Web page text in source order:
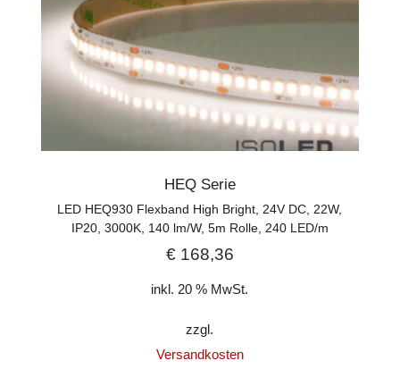
HEQ Serie
LED HEQ930 Flexband High Bright, 24V DC, 22W,
IP20, 3000K, 140 lm/W, 5m Rolle, 240 LED/m
€168,36
inkl. 20 % MwSt.
zzgl.
Versandkosten